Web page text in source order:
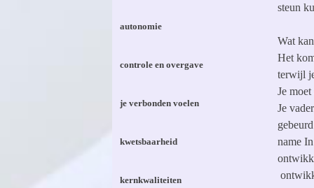
steun
Wat
Het
terwijl
Je
Je
name
autonomie
controle en overgave
je verbonden voelen
kwetsbaarheid
kernkwaliteiten